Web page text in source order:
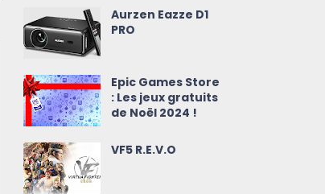
Aurzen Eazze D1
PRO
Epic Games Store
: Les jeux gratuits
de Noël 2024 !
VF5 R.E.V.O